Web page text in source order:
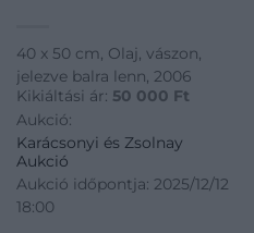
40 x 50 cm, Olaj, vászon,
jelezve balra lenn, 2006
Kikiáltási ár: 50 000 Ft
Aukció:
Karácsonyi és Zsolnay
Aukció
Aukció időpontja: 2025/12/12
18:00